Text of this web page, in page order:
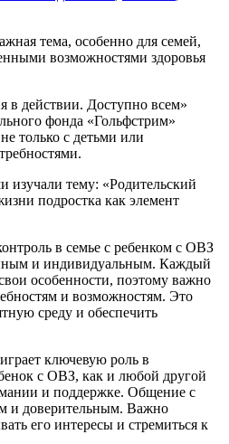
тема, особенно для семей,
возможностями здоровья
в действии. Доступно всем»
фонда «Гольфстрим»
только с детьми или
изучали тему: «Родительский
подростка как элемент
в семье с ребенком с ОВЗ
и индивидуальным. Каждый
особенности, поэтому важно
и возможностям. Это
среду и обеспечить
ключевую роль в
с ОВЗ, как и любой другой
и поддержке. Общение с
и доверительным. Важно
его интересы и стремиться к